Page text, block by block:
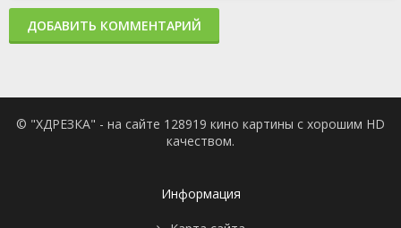
ДОБАВИТЬ КОММЕНТАРИЙ
© "ХДРЕЗКА" - на сайте 128919 кино картины с хорошим HD
качеством.
Информация